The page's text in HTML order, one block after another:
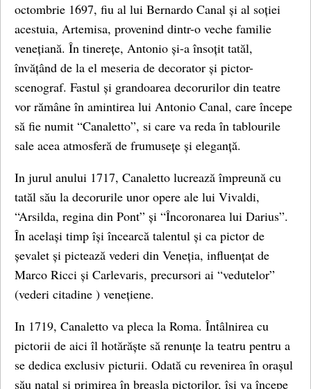
octombrie 1697, fiu al lui Bernardo Canal și al soției
acestuia, Artemisa, provenind dintr-o veche familie
venețiană. În tinerețe, Antonio și-a însoțit tatăl,
învățând de la el meseria de decorator și pictor-
scenograf. Fastul și grandoarea decorurilor din teatre
vor rămâne în amintirea lui Antonio Canal, care începe
să fie numit “Canaletto”, si care va reda în tablourile
sale acea atmosferă de frumusețe și eleganță.
In jurul anului 1717, Canaletto lucrează împreună cu
tatăl său la decorurile unor opere ale lui Vivaldi,
“Arsilda, regina din Pont” și “Încoronarea lui Darius”.
În același timp își încearcă talentul și ca pictor de
șevalet și pictează vederi din Veneția, influențat de
Marco Ricci și Carlevaris, precursori ai “vedutelor”
(vederi citadine ) venețiene.
In 1719, Canaletto va pleca la Roma. Întâlnirea cu
pictorii de aici îl hotărăște să renunțe la teatru pentru a
se dedica exclusiv picturii. Odată cu revenirea în orașul
său natal și primirea în breasla pictorilor, își va începe